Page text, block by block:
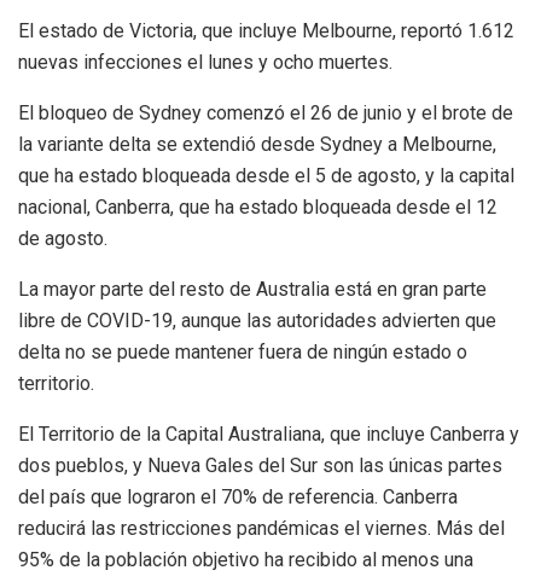
El estado de Victoria, que incluye Melbourne, reportó 1.612
nuevas infecciones el lunes y ocho muertes.
El bloqueo de Sydney comenzó el 26 de junio y el brote de
la variante delta se extendió desde Sydney a Melbourne,
que ha estado bloqueada desde el 5 de agosto, y la capital
nacional, Canberra, que ha estado bloqueada desde el 12
de agosto.
La mayor parte del resto de Australia está en gran parte
libre de COVID-19, aunque las autoridades advierten que
delta no se puede mantener fuera de ningún estado o
territorio.
El Territorio de la Capital Australiana, que incluye Canberra y
dos pueblos, y Nueva Gales del Sur son las únicas partes
del país que lograron el 70% de referencia. Canberra
reducirá las restricciones pandémicas el viernes. Más del
95% de la población objetivo ha recibido al menos una